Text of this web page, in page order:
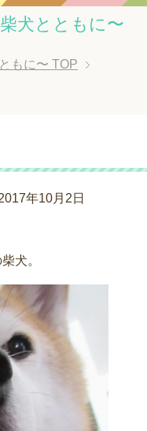
犬とともに〜
もに〜 TOP
年10月2日
犬。